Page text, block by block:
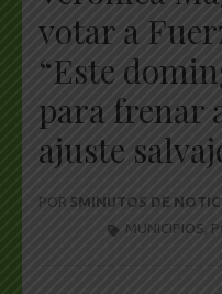
votar a
“Este
para frenar
ajuste
POR 5MINUTOS DE
MUNICIPIOS